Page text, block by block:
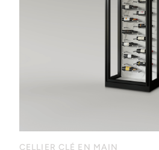
CELLIER CLÉ EN MAIN